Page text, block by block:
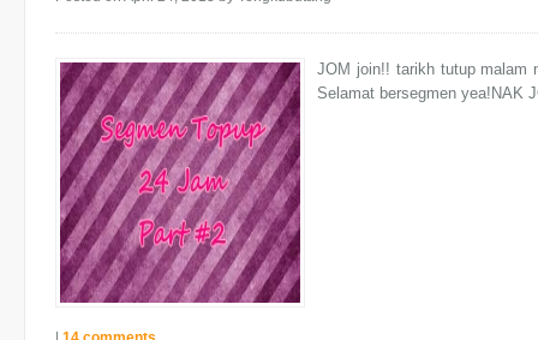
JOM join!! tarikh tutup malam
Selamat bersegmen yea!NAK